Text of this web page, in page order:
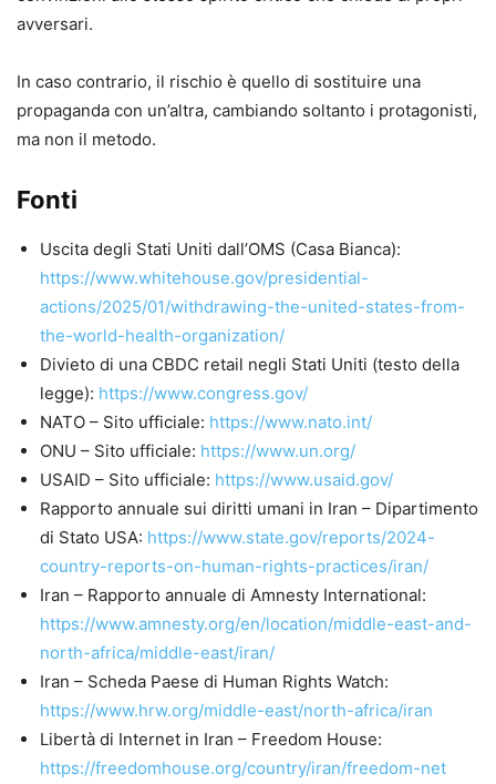
avversari.
In caso contrario, il rischio è quello di sostituire una
propaganda con un’altra, cambiando soltanto i protagonisti,
ma non il metodo.
Fonti
Uscita degli Stati Uniti dall’OMS (Casa Bianca):
https://www.whitehouse.gov/presidential-
actions/2025/01/withdrawing-the-united-states-from-
the-world-health-organization/
Divieto di una CBDC retail negli Stati Uniti (testo della
legge): https://www.congress.gov/
NATO – Sito ufficiale: https://www.nato.int/
ONU – Sito ufficiale: https://www.un.org/
USAID – Sito ufficiale: https://www.usaid.gov/
Rapporto annuale sui diritti umani in Iran – Dipartimento
di Stato USA: https://www.state.gov/reports/2024-
country-reports-on-human-rights-practices/iran/
Iran – Rapporto annuale di Amnesty International:
https://www.amnesty.org/en/location/middle-east-and-
north-africa/middle-east/iran/
Iran – Scheda Paese di Human Rights Watch:
https://www.hrw.org/middle-east/north-africa/iran
Libertà di Internet in Iran – Freedom House:
https://freedomhouse.org/country/iran/freedom-net